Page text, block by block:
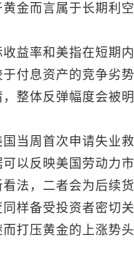
金而言属于长期利
益率和美指在短期
付息资产的竞争劣
整体反弹幅度会被
当周首次申请失业
以反映美国劳动力
法，二者会为后续
样备受投资者密切
打压黄金的上涨势